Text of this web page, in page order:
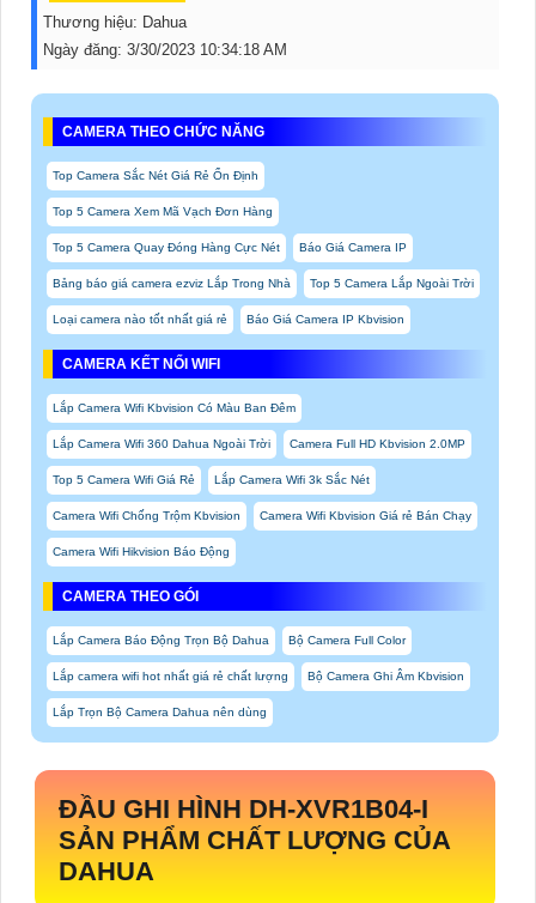
Thương hiệu: Dahua
Ngày đăng: 3/30/2023 10:34:18 AM
CAMERA THEO CHỨC NĂNG
Top Camera Sắc Nét Giá Rẻ Ổn Định
Top 5 Camera Xem Mã Vạch Đơn Hàng
Top 5 Camera Quay Đóng Hàng Cực Nét Báo Giá Camera IP
Bảng báo giá camera ezviz Lắp Trong Nhà Top 5 Camera Lắp Ngoài Trời
Loại camera nào tốt nhất giá rẻ Báo Giá Camera IP Kbvision
CAMERA KẾT NỐI WIFI
Lắp Camera Wifi Kbvision Có Màu Ban Đêm
Lắp Camera Wifi 360 Dahua Ngoài Trời Camera Full HD Kbvision 2.0MP
Top 5 Camera Wifi Giá Rẻ Lắp Camera Wifi 3k Sắc Nét
Camera Wifi Chống Trộm Kbvision Camera Wifi Kbvision Giá rẻ Bán Chạy
Camera Wifi Hikvision Báo Động
CAMERA THEO GÓI
Lắp Camera Báo Động Trọn Bộ Dahua Bộ Camera Full Color
Lắp camera wifi hot nhất giá rẻ chất lượng Bộ Camera Ghi Âm Kbvision
Lắp Trọn Bộ Camera Dahua nên dùng
ĐẦU GHI HÌNH DH-XVR1B04-I
SẢN PHẨM CHẤT LƯỢNG CỦA
DAHUA